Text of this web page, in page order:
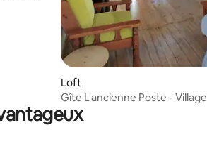
Loft
Gîte L'ancienne Poste - Village
remarquable(GR736)